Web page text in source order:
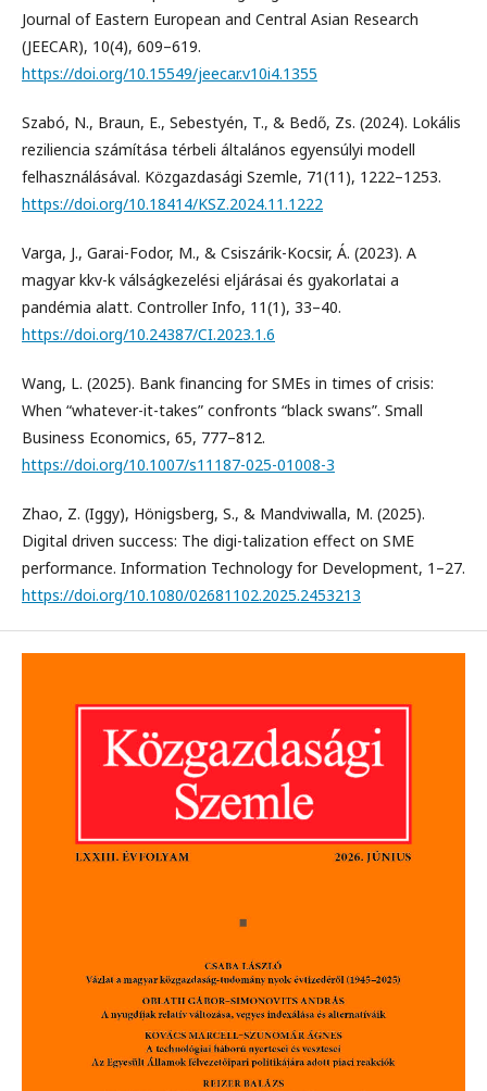
Journal of Eastern European and Central Asian Research
(JEECAR), 10(4), 609–619.
https://doi.org/10.15549/jeecar.v10i4.1355
Szabó, N., Braun, E., Sebestyén, T., & Bedő, Zs. (2024). Lokális
reziliencia számítása térbeli általános egyensúlyi modell
felhasználásával. Közgazdasági Szemle, 71(11), 1222–1253.
https://doi.org/10.18414/KSZ.2024.11.1222
Varga, J., Garai-Fodor, M., & Csiszárik-Kocsir, Á. (2023). A
magyar kkv-k válságkezelési eljárásai és gyakorlatai a
pandémia alatt. Controller Info, 11(1), 33–40.
https://doi.org/10.24387/CI.2023.1.6
Wang, L. (2025). Bank financing for SMEs in times of crisis:
When “whatever-it-takes” confronts “black swans”. Small
Business Economics, 65, 777–812.
https://doi.org/10.1007/s11187-025-01008-3
Zhao, Z. (Iggy), Hönigsberg, S., & Mandviwalla, M. (2025).
Digital driven success: The digi-talization effect on SME
performance. Information Technology for Development, 1–27.
https://doi.org/10.1080/02681102.2025.2453213